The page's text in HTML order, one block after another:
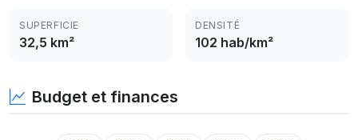
SUPERFICIE
32,5 km²
DENSITÉ
102 hab/km²
Budget et finances